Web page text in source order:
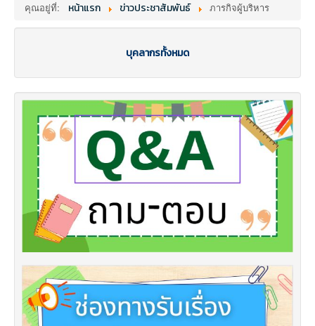
คุณอยู่ที่: หน้าแรก ข่าวประชาสัมพันธ์ ภารกิจผู้บริหาร
บุคลากรทั้งหมด